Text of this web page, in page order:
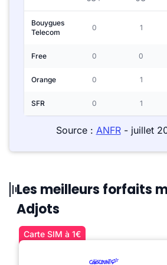
Bouygues
Telecom
0 1
Free 0 0
Orange 0 1
SFR 0 1
Source : ANFR- juillet
Les meilleurs forfaits
Adjots
Carte SIM à 1€